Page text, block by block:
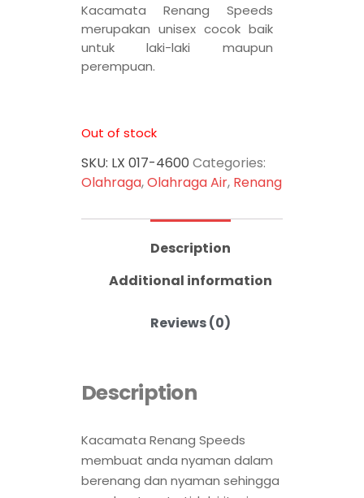
Kacamata Renang Speeds
merupakan unisex cocok baik
untuk laki-laki maupun
perempuan.
Out of stock
SKU: LX 017-4600 Categories:
Olahraga,Olahraga Air, Renang
Description
Additional information
Reviews (0)
Description
Kacamata Renang Speeds
membuat anda nyaman dalam
berenang dan nyaman sehingga